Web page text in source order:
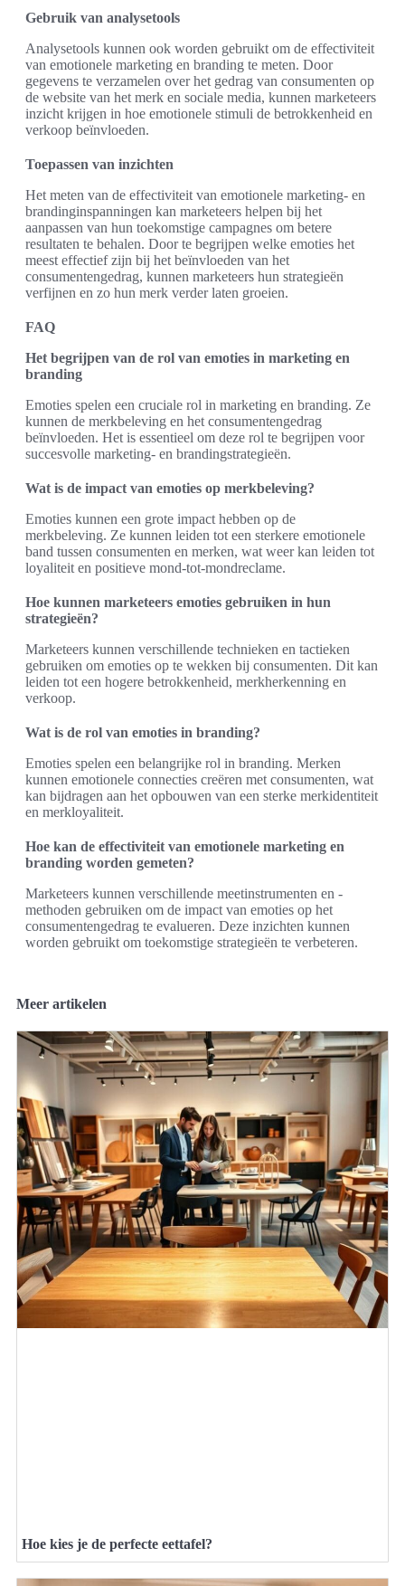
Gebruik van analysetools
Analysetools kunnen ook worden gebruikt om de effectiviteit
van emotionele marketing en branding te meten. Door
gegevens te verzamelen over het gedrag van consumenten op
de website van het merk en sociale media, kunnen marketeers
inzicht krijgen in hoe emotionele stimuli de betrokkenheid en
verkoop beïnvloeden.
Toepassen van inzichten
Het meten van de effectiviteit van emotionele marketing- en
brandinginspanningen kan marketeers helpen bij het
aanpassen van hun toekomstige campagnes om betere
resultaten te behalen. Door te begrijpen welke emoties het
meest effectief zijn bij het beïnvloeden van het
consumentengedrag, kunnen marketeers hun strategieën
verfijnen en zo hun merk verder laten groeien.
FAQ
Het begrijpen van de rol van emoties in marketing en
branding
Emoties spelen een cruciale rol in marketing en branding. Ze
kunnen de merkbeleving en het consumentengedrag
beïnvloeden. Het is essentieel om deze rol te begrijpen voor
succesvolle marketing- en brandingstrategieën.
Wat is de impact van emoties op merkbeleving?
Emoties kunnen een grote impact hebben op de
merkbeleving. Ze kunnen leiden tot een sterkere emotionele
band tussen consumenten en merken, wat weer kan leiden tot
loyaliteit en positieve mond-tot-mondreclame.
Hoe kunnen marketeers emoties gebruiken in hun
strategieën?
Marketeers kunnen verschillende technieken en tactieken
gebruiken om emoties op te wekken bij consumenten. Dit kan
leiden tot een hogere betrokkenheid, merkherkenning en
verkoop.
Wat is de rol van emoties in branding?
Emoties spelen een belangrijke rol in branding. Merken
kunnen emotionele connecties creëren met consumenten, wat
kan bijdragen aan het opbouwen van een sterke merkidentiteit
en merkloyaliteit.
Hoe kan de effectiviteit van emotionele marketing en
branding worden gemeten?
Marketeers kunnen verschillende meetinstrumenten en -
methoden gebruiken om de impact van emoties op het
consumentengedrag te evalueren. Deze inzichten kunnen
worden gebruikt om toekomstige strategieën te verbeteren.
Meer artikelen
Hoe kies je de perfecte eettafel?